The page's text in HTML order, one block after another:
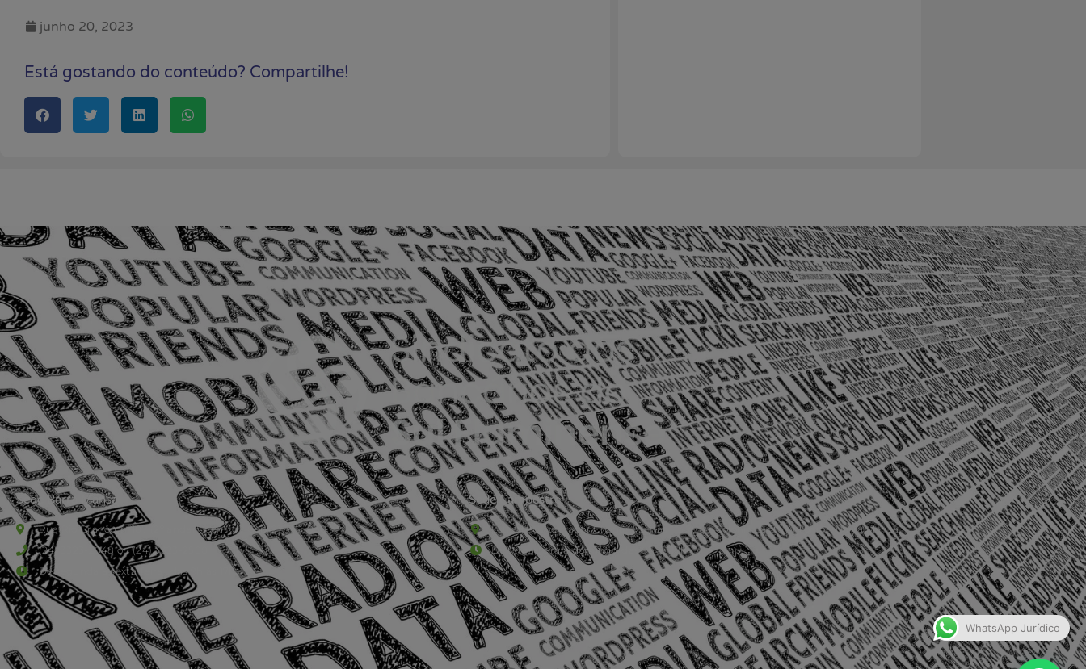
junho 20, 2023
Está gostando do conteúdo? Compartilhe!
Sede Barra Mansa
Rua Rio Branco, nº107 (2º andar), Centro - Cep: 27.330-030
(24) 3323-2848 ou (24) 3323-2500
De segunda à sexta-feira , das 9h às 17h.
Sede Campestre:
Estrada Governador Chagas Freitas – 3.780 – Colônia Santo Antônio – Barra Mansa
De terça-feira a domingo, das 9h às 17h
WhatsApp Jurídico